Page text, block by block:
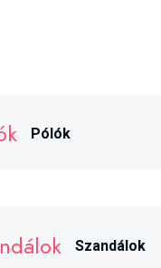
Pólók
Szandálok